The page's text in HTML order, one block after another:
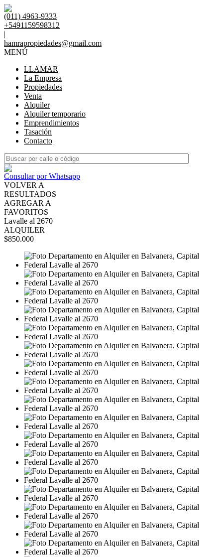
(011) 4963-9333
+5491159598312
|
hamrapropiedades@gmail.com
MENÚ
LLAMAR
La Empresa
Propiedades
Venta
Alquiler
Alquiler temporario
Emprendimientos
Tasación
Contacto
Consultar por Whatsapp
VOLVER A
RESULTADOS
AGREGAR A
FAVORITOS
Lavalle al 2670
ALQUILER
$850.000